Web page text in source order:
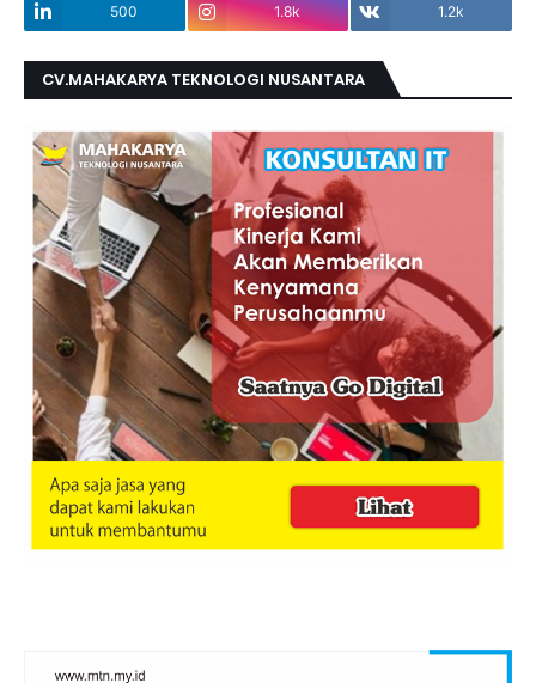
500 1.8k 1.2k
CV.MAHAKARYA TEKNOLOGI NUSANTARA